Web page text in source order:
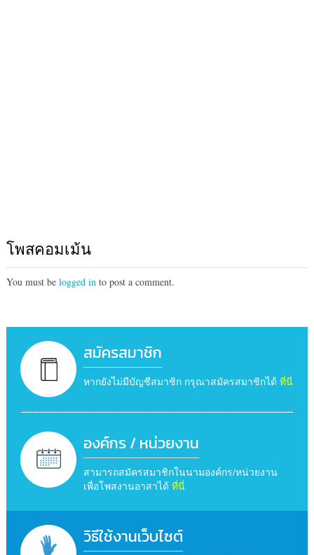
โพสคอมเม้น
You must be logged into post a comment.
สมัครสมาชิก
หากยังไม่มีบัญชีสมาชิก กรุณาสมัครสมาชิกได้ ที่นี่
องค์กร / หน่วยงาน
สามารถสมัครสมาชิกในนามองค์กร/หน่วยงาน
เพื่อโพสงานอาสาได้ ที่นี่
วิธีใช้งานเว็บไซต์